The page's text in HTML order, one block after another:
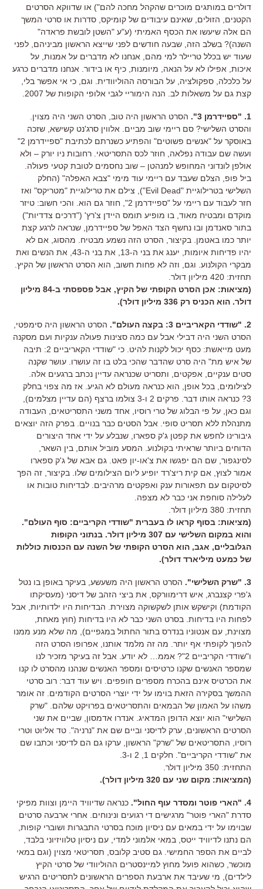
דולרים במותגים מוכרים שהקהל מחכה להם") או שדווקא הסרטים
הקטנים, הזולים, שאינם עיבודים של קומיקס, סדרות או סרטי המשך
הם אלה שיעשו את הכסף האמיתי (ע"ע "השטן לובשת פראדה"
השנה)? בשלב הזה, שבעה חודשים לפני שייצא הראשון מביניהם, לפני
שעוד יש בכלל טריילר למי מהם, אנחנו לא מדברים על אמנות, על
איכות, אפילו לא על הנאה, מיומנות, כיף או בידור. אנחנו מדברים כרגע
על כלכלה, ספקולציה, על הבורסה ההוליוודית. וגם, כי אי אפשר בלי,
קצת גם על משאלות לב. הנה הימוריי לגבי אלופי הקופות של 2007.
1. "ספיידרמן 3".
הסרט הראשון היה טוב, הסרט השני היה מצוין.
והסרט השלישי? סם ריימי שוב מביים. אלווין סרג'נט קשישא, שזכה
באוסקר על "אנשים פשוטים" והפתיע כשנרתם לכתיבת "ספיידרמן 2"
ועשה שם עבודה נפלאה, חוזר לכס התסריטאי. רחובות ניו יורק – ולא
אולפן לונדוני המחופש למנהטן – שוב נחסמים לטובת קטעי פעולה.
ביל פופ, הצלם שעבד עם ריימי עוד מימי "צבא האפלה" (החלק
השלישי בטרילוגיית "Evil Dead"), צילם את טרילוגיית "מטריקס" ואז
חזר לעבוד עם ריימי על "ספיידרמן 2", חוזר גם הוא. והכי חשוב: טיזר
מוקדם ומבטיח מאוד, בו מופיע תומס היידן צ'רץ' ("דרכים צדדיות")
בתור סאנדמן ובו נחשף הצד האפל של ספיידרמן, שנראה לרגע קצת
יותר כמו באטמן. בקיצור, הסרט הזה נשמע מבטיח. מהסוג, אם לא
יהיו פדיחות איומות, יענג את בני ה-13, את בני ה-43, את הנשים ואת
מבקרי הקולנוע. וגם, וזה לא פחות חשוב, הוא הסרט הראשון של הקיץ.
תחזית: 420 מיליון דולר.
(מציאות: אכן הסרט הקופתי של הקיץ, אבל פספסתי ב-84 מיליון
דולר. הוא הכניס רק 336 מיליון דולר).
2. "שודדי הקאריביים 3: בקצה העולם".
הסרט הראשון היה סימפטי,
הסרט השני היה דבילי אבל עם כמה סצינות פעולה ענקיות ועם מסקנה
מעט מייאשת: כסף יכול לקנות להיט. כי "שודדי הקאריביים 2: תיבה
של איש מת" היה סרט שהדבר שהכי בלט בו זה עושרו. עושר שקנה
סטים ענקיים, אפקטים, ותסריט שכנראה עדיין נכתב ברגעים אלה.
לצילומים, בכל אופן, הוא כנראה מעולם לא הגיע. אז מה צפוי בחלק
3? כנראה אותו דבר. פרקים 2 ו-3 צולמו ברצף (הם עדיין מצלמים),
וגם כאן, על פי הבלוג של טרי רוסיו, אחד משני התסריטאים, העבודה
מתנהלת ללא תסריט סופי. אבל הסטים כבר בנויים. בפרק הזה יוצאים
גיבורינו לחפש את קפטן ג'ק ספארו, שנבלע על ידי אחד היצורים
הדוחים ביותר שראיתי בקולנוע. המסע מוביל אותם, בין השאר,
לסינגפור, שם הם יפגשו את צ'או-יון פאט. גם אבא של ג'ק ספארו
אמור לצוץ, אם קית ריצ'רד יופיע ליום הצילומים שלו. בקיצור, זה הפך
לסיטקום עם תפאורות ענק ואפקטים מרהיבים. לבדיחות טובות או
לעלילה סוחפת אני כבר לא מצפה.
תחזית: 380 מיליון דולר.
(מציאות: בסוף קראו לו בעברית "שודדי הקריביים: סוף העולם".
והוא במקום השלישי עם 307 מיליון דולר. בנתוני הקופות
הגלובליים, אגב, הוא הסרט הקופתי של השנה עם הכנסות כוללות
של כמעט מיליארד דולר).
3. "שרק השלישי".
הסרט הראשון היה משעשע, בעיקר באופן בו נטל
ג'פרי קצנברג, איש דרימוורקס, את ביצי הזהב של דיסני (מעסיקתו
הקודמת) וקישקש אותן לשקשוקה מצוירת. הבדיחות היו ילדותיות, אבל
לפחות היו בדיחות. בסרט השני כבר לא היו בדיחות (חוץ מאחת,
מצוינת, עם אנטוניו בנדרס בתור החתול במגפיים), מה שלא מנע ממנו
להפוך לקופתי אף יותר. מה זה מלמד אותנו, אפרופו הסרט הזה
ו"שודדי הקריביים 2"? אממ… לא יודע. אבל זה בעיקר מזכיר לנו
שמספר האנשים שקנו כרטיסים ומספר האנשים שנהנו מהסרט לו קנו
את הכרטיס אינם בהכרח מספרים חופפים. ויש עוד דבר: רוב סרטי
ההמשך בסקירה הזאת בוימו על ידי יוצרי הסרטים הקודמים. זה אומר
משהו על האמון של הבמאים והתסריטאים בפרויקט שלהם. "שרק
השלישי" הוא יוצא הדופן המדאיג. אנדרו אדמסון, שביים את שני
הסרטים הראשונים, ערק לדיסני וביים שם את "נרניה". טד אליוט וטרי
רוסיו, התסריטאים של "שרק" הראשון, ערקו גם הם לדיסני וכתבו שם
את "שודדי הקריביים". חלקים 1, 2 ו-3.
התחזית: 350 מיליון דולר.
(המציאות: מקום שני עם 320 מיליון דולר).
4. "הארי פוטר ומסדר עוף החול".
כנראה שדיוויד היימן וצוות מפיקי
סדרת "הארי פוטר" מרגישים די רגועים ונינוחים. אחרי ארבעה סרטים
שבוימו על ידי במאים עם ניסיון מוכח בסרטי התבגרות ושוברי קופות,
הם נתנו לדיוויד ייטס, במאי אלמוני למדי, עם ניסיון טלוויזיוני בלבד,
לביים את הספר החמישי. גם סטיב קלובס, תסריטאי מצוין (וגם במאי
מוכשר, כשהוא פועל מחוץ למיינסטרים ההוליוודי של סרטי הקיץ
לילדים), מי שעיבד את ארבעת הספרים הראשונים לתסריטים הרגיש